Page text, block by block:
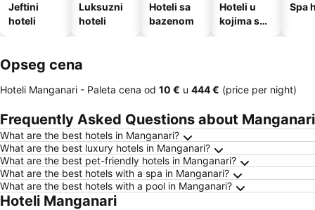
Jeftini
hoteli
Luksuzni
hoteli
Hoteli sa
bazenom
Hoteli u
kojima su
Spa
Opseg cena
Hoteli Manganari - Paleta cena od ‎10 € u ‎444 € (price per night)
Frequently Asked Questions about Manganari
What are the best hotels in Manganari?
What are the best luxury hotels in Manganari?
What are the best pet-friendly hotels in Manganari?
What are the best hotels with a spa in Manganari?
What are the best hotels with a pool in Manganari?
Hoteli Manganari